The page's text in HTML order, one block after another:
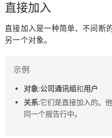
直接加入
直接加入是一种简单、不间断
另一个对象。
示例
对象:公司通讯组和用户
关系:它们是直接加入的。
同一个报告行中。